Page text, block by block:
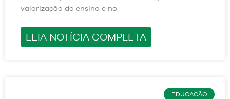
valorização do ensino e no
LEIA NOTÍCIA COMPLETA
EDUCAÇÃO